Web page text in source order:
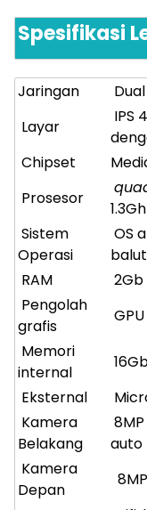
Spesifikasi
Jaringan
Layar
IPS
Chipset
Prosesor
Sistem
Operasi
OS
RAM
2Gb
Pengolah
grafis
Memori
internal
Eksternal
Kamera
Belakang
auto
Kamera
Depan
8MP